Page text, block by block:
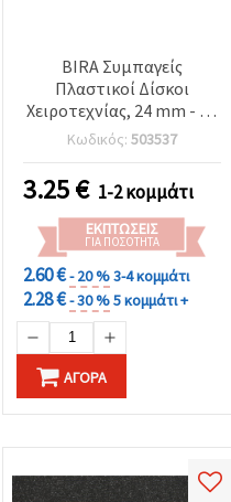
BIRA Συμπαγείς
Πλαστικοί Δίσκοι
Χειροτεχνίας, 24 mm - 16
τεμ.
Κωδικός: 503537
3.25€ 1-2 κομμάτι
ΕΚΠΤΏΣΕΙΣ
ΓΙΑ ΠΟΣΌΤΗΤΑ
2.60 €- 20 %3-4 κομμάτι
2.28 €- 30 %5 κομμάτι +
ΑΓΟΡΆ